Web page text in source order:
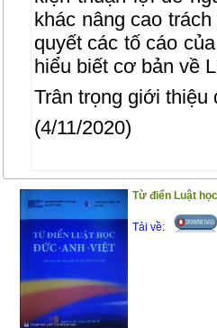
khác nâng cao
quyết các tố cáo
hiểu biết cơ bản về
Trân trọng giới thiệu
(4/11/2020)
Từ điển Luật
Tải về: